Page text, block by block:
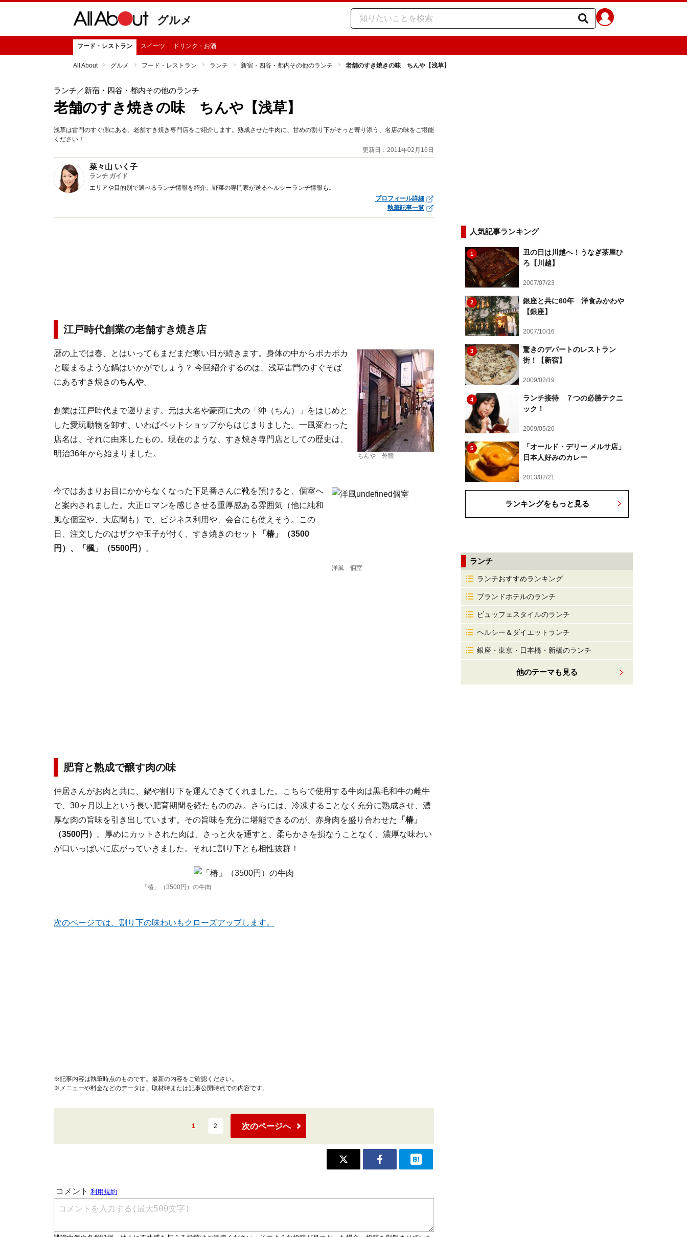
グルメ
フード・レストラン スイーツ ドリンク・お酒
All About グルメ フード・レストラン ランチ 新宿・四谷・都内その他のランチ 老舗のすき焼きの味 ちんや【浅草】
ランチ ／新宿・四谷・都内その他のランチ
老舗のすき焼きの味 ちんや【浅草】
浅草は雷門のすぐ側にある、老舗すき焼き専門店をご紹介します。熟成させた牛肉に、甘めの割り下がそっと寄り添う、名店の味をご堪能
ください！
更新日：2011年02月16日
菜々山 いく子
ランチ ガイド
エリアや目的別で選べるランチ情報を紹介。野菜の専門家が送るヘルシーランチ情報も。
プロフィール詳細
執筆記事一覧
江戸時代創業の老舗すき焼き店
ちんや 外観
暦の上では春、とはいってもまだまだ寒い日が続きます。身体の中からポカポカ
と暖まるような鍋はいかがでしょう？ 今回紹介するのは、浅草雷門のすぐそば
にあるすき焼きのちんや。
創業は江戸時代まで遡ります。元は大名や豪商に犬の「狆（ちん）」をはじめと
した愛玩動物を卸す、いわばペットショップからはじまりました。一風変わった
店名は、それに由来したもの。現在のような、すき焼き専門店としての歴史は、
明治36年から始まりました。
洋風 個室
今ではあまりお目にかからなくなった下足番さんに靴を預けると、個室へ
と案内されました。大正ロマンを感じさせる重厚感ある雰囲気（他に純和
風な個室や、大広間も）で、ビジネス利用や、会合にも使えそう。この
日、注文したのはザクや玉子が付く、すき焼きのセット
「椿」（3500
円）、
「楓」（5500円） 。
肥育と熟成で醸す肉の味
仲居さんがお肉と共に、鍋や割り下を運んできてくれました。こちらで使用する牛肉は黒毛和牛の雌牛
で、30ヶ月以上という長い肥育期間を経たもののみ。さらには、冷凍することなく充分に熟成させ、濃
厚な肉の旨味を引き出しています。その旨味を充分に堪能できるのが、赤身肉を盛り合わせた
「椿」
（3500円）
。厚めにカットされた肉は、さっと火を通すと、柔らかさを損なうことなく、濃厚な味わい
が口いっぱいに広がっていきました。それに割り下とも相性抜群！
「椿」（3500円）の牛肉
次のページでは、割り下の味わいもクローズアップします。
※記事内容は執筆時点のものです。最新の内容をご確認ください。
※メニューや料金などのデータは、取材時または記事公開時点での内容です。
1 2 次のページへ
人気記事ランキング
1
丑の日は川越へ！うなぎ茶屋ひ
ろ【川越】
2007/07/23
2
銀座と共に60年 洋食みかわや
【銀座】
2007/10/16
3
驚きのデパートのレストラン
街！【新宿】
2009/02/19
4
ランチ接待 ７つの必勝テクニ
ック！
2009/05/26
5
「オールド・デリー メルサ店」
日本人好みのカレー
2013/02/21
ランキングをもっと見る
ランチ
ランチおすすめランキング
ブランドホテルのランチ
ビュッフェスタイルのランチ
ヘルシー＆ダイエットランチ
銀座・東京・日本橋・新橋のランチ
他のテーマも見る